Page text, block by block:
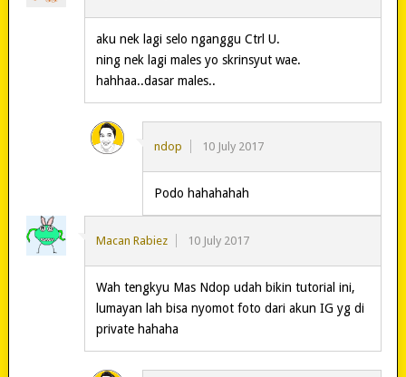
aku nek lagi selo nganggu Ctrl U.
ning nek lagi males yo skrinsyut wae.
hahhaa..dasar males..
ndop 10 July 2017
Podo hahahahah
Macan Rabiez 10 July 2017
Wah tengkyu Mas Ndop udah bikin tutorial ini,
lumayan lah bisa nyomot foto dari akun IG yg di
private hahaha